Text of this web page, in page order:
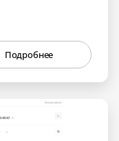
Подробнее